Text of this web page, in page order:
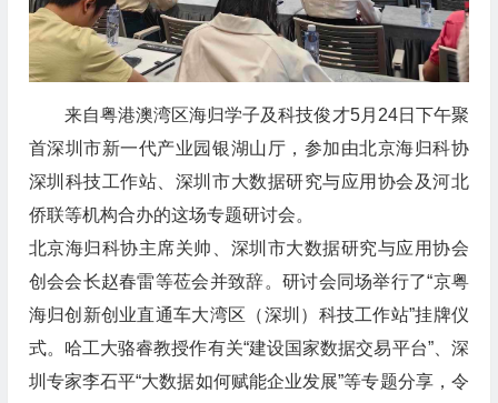
来自粤港澳湾区海归学子及科技俊才5月24日下午聚
首深圳市新一代产业园银湖山厅，参加由北京海归科协
深圳科技工作站、深圳市大数据研究与应用协会及河北
侨联等机构合办的这场专题研讨会。
北京海归科协主席关帅、深圳市大数据研究与应用协会
创会会长赵春雷等莅会并致辞。研讨会同场举行了“京粤
海归创新创业直通车大湾区（深圳）科技工作站”挂牌仪
式。哈工大骆睿教授作有关“建设国家数据交易平台”、深
圳专家李石平“大数据如何赋能企业发展”等专题分享，令